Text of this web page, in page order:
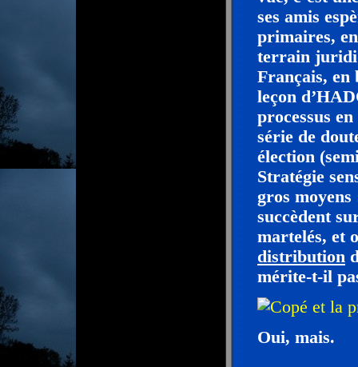
ses amis
primaires,
terrain
Français,
leçon
processus
série de
élection
Stratégie
gros moyens
succèdent
martelés, et
distribution
mérite-t-il
Oui, mais.